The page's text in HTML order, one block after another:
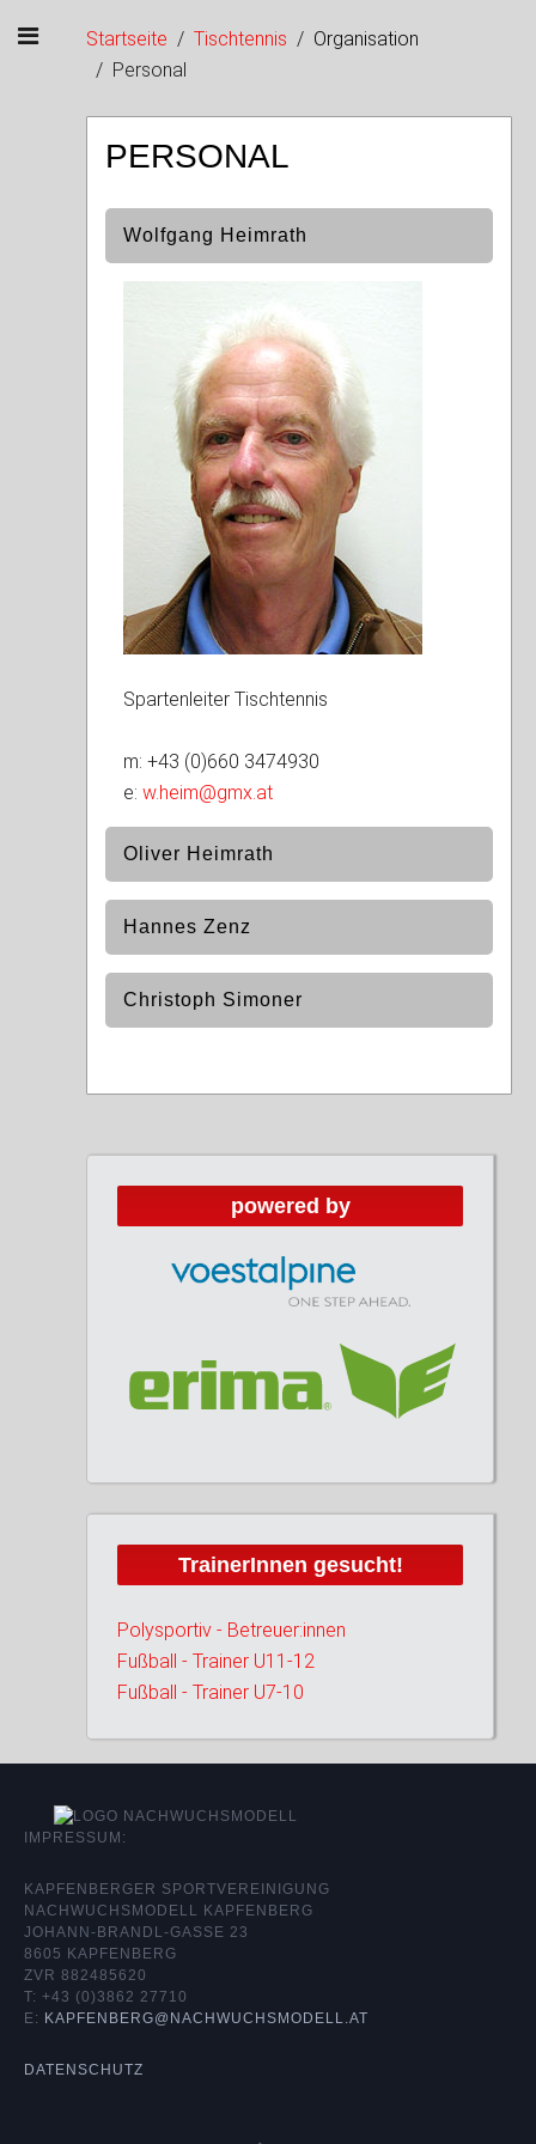
Startseite Tischtennis
Organisation
Personal
PERSONAL
Wolfgang Heimrath
Spartenleiter Tischtennis
m: +43 (0)660 3474930
e: w.heim@gmx.at
Oliver Heimrath
geprüfter Instruktor
m: +43 (0)6605298275
e:oliver.heimrath@kapfenberg.at
Hannes Zenz
Ausbildung: Nachwuchstrainer
Christoph Simoner
e:muba.simoner@gmail.com
powered by
TrainerInnen gesucht!
Polysportiv - Betreuer:innen
Fußball - Trainer U11-12
Fußball - Trainer U7-10
IMPRESSUM:
KAPFENBERGER SPORTVEREINIGUNG
NACHWUCHSMODELL KAPFENBERG
JOHANN-BRANDL-GASSE 23
8605 KAPFENBERG
ZVR 882485620
T: +43 (0)3862 27710
E: KAPFENBERG@NACHWUCHSMODELL.AT
DATENSCHUTZ